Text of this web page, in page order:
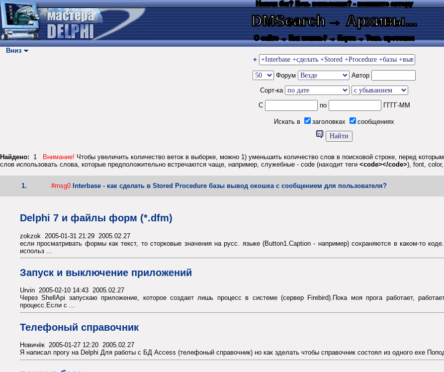
Нашли баг? Есть пожелания? - напишите автору
DMSearch→ Архивы...
О сайте → Как искать? → Карта → Текс. протокол
Вниз
+
Форум
Автор
Сорт-ка
С
по ГГГГ-ММ
Искать в заголовках сообщениях
Найдено: 1 Внимание! Чтобы увеличить количество веток в выборке, можно 1) уменьшить количество слов в поисковой строке, перед
слов использовать слова, которые предположительно встречаются чаще, например, служебные - code (находит теги <code></code>), font,
1. #msg0 Interbase - как сделать в Stored Procedure базы вывод окошка с сообщением для пользователя?
Delphi 7 и файлы форм (*.dfm)
zokzok 2005-01-31 21:29 2005.02.27
если просматривать формы как текст, то сторковые значения на русс. языке (Button1.Caption - например) сохраняются в каком-то
использ ...
Запуск и выключение приложений
Urvin 2005-02-10 14:43 2005.02.27
Через ShellApi запускаю приложение, которое создает лишь процесс в системе (сервер Firebird).Пока моя прога работает,
процесс.Если с ...
Телефоный справочник
Новичёк 2005-01-27 12:20 2005.02.27
Я написал прогу на Delphi Для работы с БД Access (телефоный справочник) но как зделать чтобы справочник состоял из одного exe